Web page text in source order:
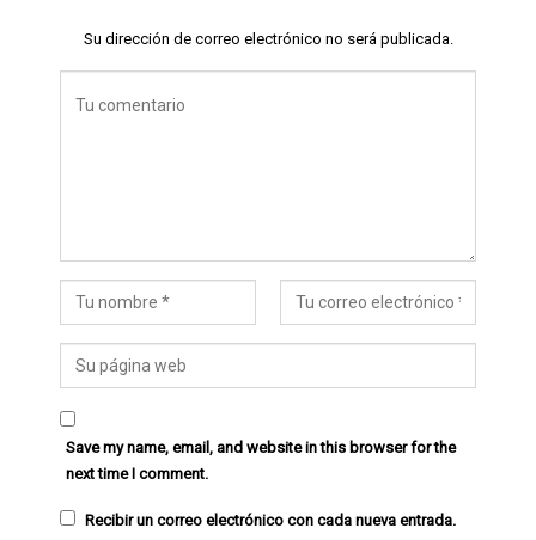
Su dirección de correo electrónico no será publicada.
Save my name, email, and website in this browser for the
next time I comment.
Recibir un correo electrónico con cada nueva entrada.